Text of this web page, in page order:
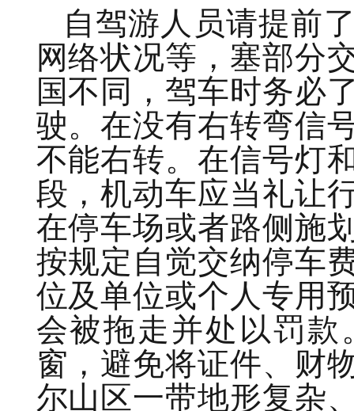
自驾游人员请提前
网络状况等，塞部分
国不同，驾车时务必
驶。在没有右转弯信
不能右转。在信号灯
段，机动车应当礼让
在停车场或者路侧施
按规定自觉交纳停车
位及单位或个人专用
会被拖走并处以罚
窗，避免将证件、财
尔山区一带地形复杂